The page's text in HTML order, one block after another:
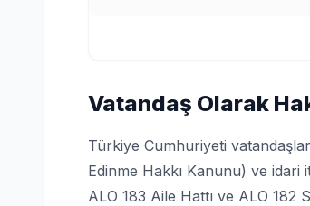
Vatandaş Olarak
Türkiye Cumhuriyeti
Edinme Hakkı Kanunu) ve idari
ALO 183 Aile Hattı ve ALO 182